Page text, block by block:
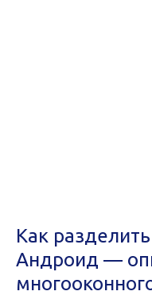
Как
Андроид —